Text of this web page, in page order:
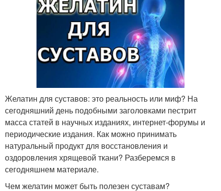
Желатин для суставов: это реальность или миф? На
сегодняшний день подобными заголовками пестрит
масса статей в научных изданиях, интернет-форумы и
периодические издания. Как можно принимать
натуральный продукт для восстановления и
оздоровления хрящевой ткани? Разберемся в
сегодняшнем материале.
Чем желатин может быть полезен суставам?